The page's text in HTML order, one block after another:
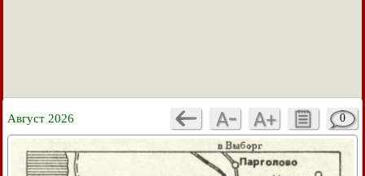
Август 2026 0